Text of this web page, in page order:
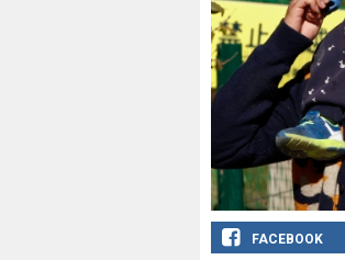
FACEBOOK